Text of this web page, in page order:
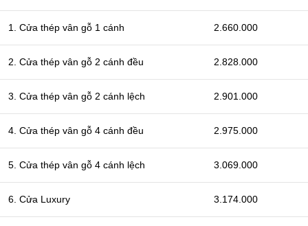
1. Cửa thép vân gỗ 1 cánh 2.660.000
2. Cửa thép vân gỗ 2 cánh đều 2.828.000
3. Cửa thép vân gỗ 2 cánh lệch 2.901.000
4. Cửa thép vân gỗ 4 cánh đều 2.975.000
5. Cửa thép vân gỗ 4 cánh lệch 3.069.000
6. Cửa Luxury 3.174.000